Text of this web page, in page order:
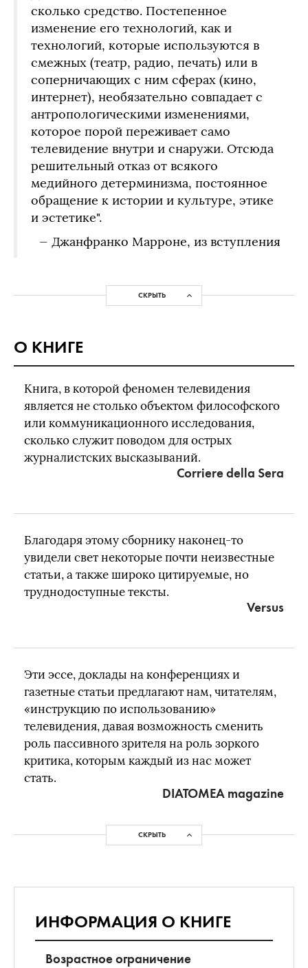
сколько средство. Постепенное
изменение его технологий, как и
технологий, которые используются в
смежных (театр, радио, печать) или в
соперничающих с ним сферах (кино,
интернет), необязательно совпадает с
антропологическими изменениями,
которое порой переживает само
телевидение внутри и снаружи. Отсюда
решительный отказ от всякого
медийного детерминизма, постоянное
обращение к истории и культуре, этике
и эстетике".
— Джанфранко Марроне, из вступления
СКРЫТЬ
О КНИГЕ
Книга, в которой феномен телевидения
является не столько объектом философского
или коммуникационного исследования,
сколько служит поводом для острых
журналистских высказываний.
Corriere della Sera
Благодаря этому сборнику наконец-то
увидели свет некоторые почти неизвестные
статьи, а также широко цитируемые, но
труднодоступные тексты.
Versus
Эти эссе, доклады на конференциях и
газетные статьи предлагают нам, читателям,
«инструкцию по использованию»
телевидения, давая возможность сменить
роль пассивного зрителя на роль зоркого
критика, которым каждый из нас может
стать.
DIATOMEA magazine
СКРЫТЬ
ИНФОРМАЦИЯ О КНИГЕ
Возрастное ограничение